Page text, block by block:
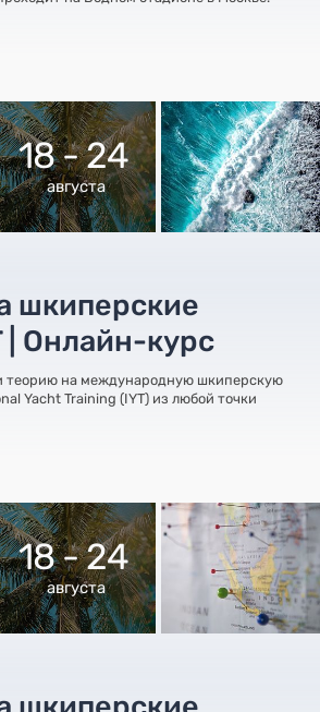
18 - 24
августа
шкиперские
| Онлайн-курс
теорию на международную шкиперскую
Yacht Training (IYT) из любой точки
18 - 24
августа